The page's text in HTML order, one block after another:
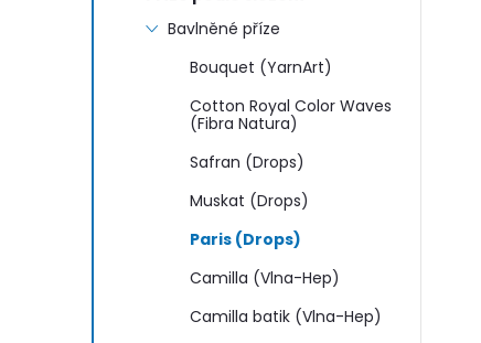
Bavlněné příze
Bouquet (YarnArt)
Cotton Royal Color Waves
(Fibra Natura)
Safran (Drops)
Muskat (Drops)
Paris (Drops)
Camilla (Vlna-Hep)
Camilla batik (Vlna-Hep)